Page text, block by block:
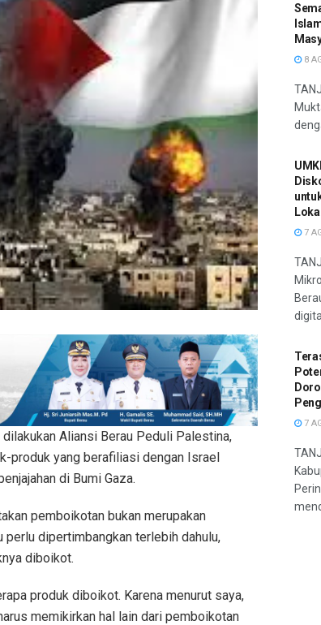
Aliansi Berau Peduli Palestina,
produk yang berafiliasi dengan Israel
di Bumi Gaza.
pemboikotan bukan merupakan
perlu dipertimbangkan terlebih dahulu,
diboikot.
produk diboikot. Karena menurut saya,
memikirkan hal lain dari pemboikotan
8
Lokal
7
7